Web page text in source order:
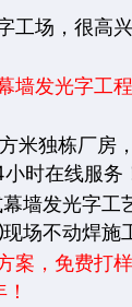
工场，很高
墙发光字
米独栋厂房
时在线服务
墙发光字
场不动焊施
案，免费打